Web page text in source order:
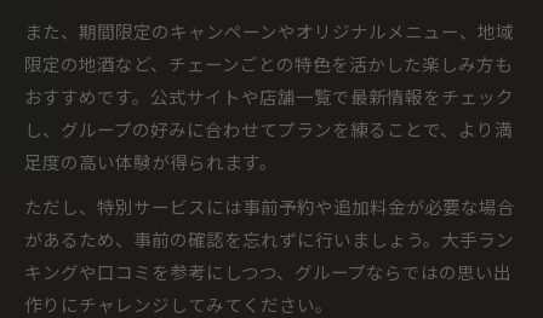
また、期間限定のキャンペーンやオリジナルメニュー、地域
限定の地酒など、チェーンごとの特色を活かした楽しみ方も
おすすめです。公式サイトや店舗一覧で最新情報をチェック
し、グループの好みに合わせてプランを練ることで、より満
足度の高い体験が得られます。
ただし、特別サービスには事前予約や追加料金が必要な場合
があるため、事前の確認を忘れずに行いましょう。大手ラン
キングや口コミを参考にしつつ、グループならではの思い出
作りにチャレンジしてみてください。